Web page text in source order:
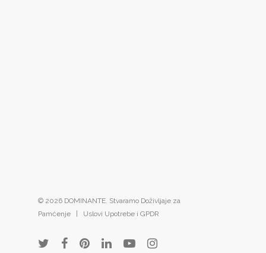
© 2026 DOMINANTE. Stvaramo Doživljaje za
Pamćenje | Uslovi Upotrebe i GPDR